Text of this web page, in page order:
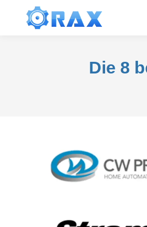
Die 8